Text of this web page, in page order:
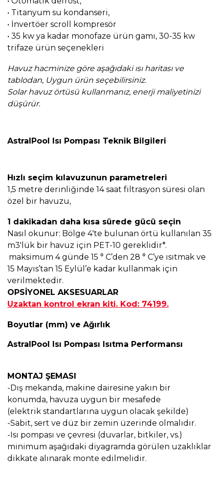
• Titanyum su kondanseri,
• İnvertöer scroll kompresör
• 35 kw ya kadar monofaze ürün gamı, 30-35 kw
trifaze ürün seçenekleri
Havuz hacminize göre aşağıdaki ısı haritası ve
tablodan, Uygun ürün seçebilirsiniz.
Solar havuz örtüsü kullanmanız, enerji maliyetinizi
düşürür.
AstralPool Isı Pompası Teknik Bilgileri
Hızlı seçim kılavuzunun parametreleri
1,5 metre derinliğinde 14 saat filtrasyon süresi olan
özel bir havuzu,
1 dakikadan daha kısa sürede gücü seçin
Nasıl okunur: Bölge 4'te bulunan örtü kullanılan 35
m3'lük bir havuz için PET-10 gereklidir*.
maksimum 4 günde 15 ° C’den 28 ° C’ye ısıtmak ve
15 Mayıs’tan 15 Eylül’e kadar kullanmak için
verilmektedir.
OPSİYONEL AKSESUARLAR
Uzaktan kontrol ekran kiti. Kod: 74199.
Boyutlar (mm) ve Ağırlık
AstralPool Isı Pompası Isıtma Performansı
MONTAJ ŞEMASI
-Dış mekanda, makine dairesine yakın bir
konumda, havuza uygun bir mesafede
(elektrik standartlarına uygun olacak şekilde)
-Sabit, sert ve düz bir zemin üzerinde olmalıdır.
-Isı pompası ve çevresi (duvarlar, bitkiler, vs.)
minimum aşağıdaki diyagramda görülen uzaklıklar
dikkate alınarak monte edilmelidir.